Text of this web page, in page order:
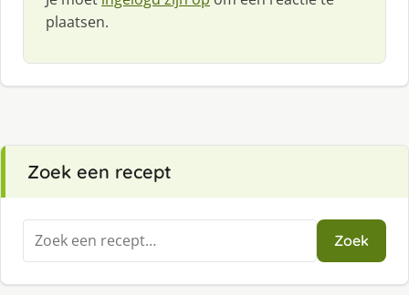
plaatsen.
Zoek een recept
Zoeken
naar:
Zoek